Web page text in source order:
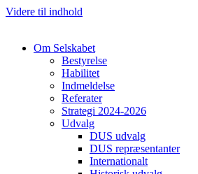
Videre til indhold
Om Selskabet
Bestyrelse
Habilitet
Indmeldelse
Referater
Strategi 2024-2026
Udvalg
DUS udvalg
DUS repræsentanter
Internationalt